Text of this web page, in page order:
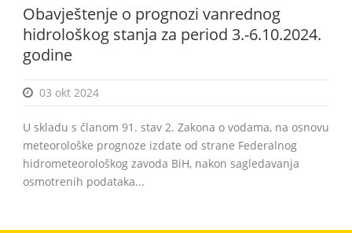
Obavještenje o prognozi vanrednog
hidrološkog stanja za period 3.-6.10.2024.
godine
03 okt 2024
U skladu s članom 91. stav 2. Zakona o vodama, na osnovu
meteorološke prognoze izdate od strane Federalnog
hidrometeorološkog zavoda BiH, nakon sagledavanja
osmotrenih podataka...